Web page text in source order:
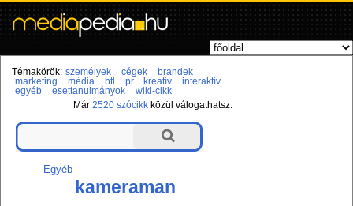
Témakörök: személyek cégek
brandek
marketing
média btl pr kreatív
interaktív
egyéb
esettanulmányok
wiki-cikk
Már2520 szócikk közül válogathatsz.
Egyéb
kameraman